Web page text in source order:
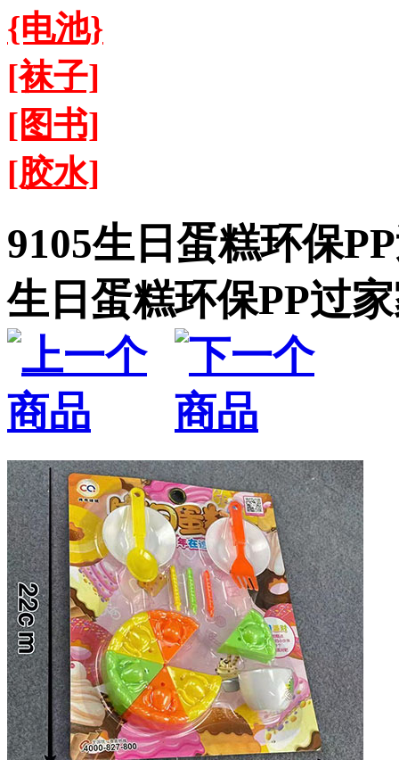
{电池}
[袜子]
[图书]
[胶水]
9105生日蛋糕环保
生日蛋糕环保PP过